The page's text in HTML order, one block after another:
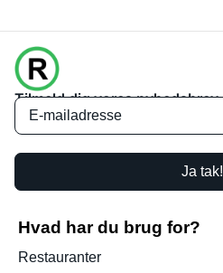
Tilmeld dig vores nyhedsbrev
Ja tak!
Hvad har du brug for?
Restauranter